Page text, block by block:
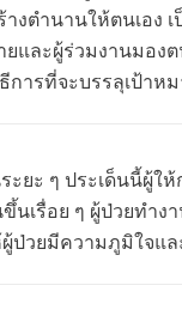
างตำนานให้ตนเอง
ยและผู้ร่วมงานมอ
การที่จะบรรลุเป้า
ะยะ ๆ ประเด็นนี้ผู้
นเรื่อย ๆ ผู้ป่วยทำ
ผู้ป่วยมีความภูมิใจแ